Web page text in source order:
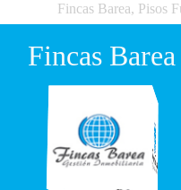
Fincas Barea, Pisos
Fincas Barea